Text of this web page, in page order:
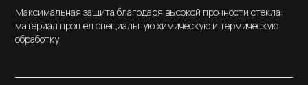
Максимальная защита благодаря высокой прочности стекла:
материал прошел специальную химическую и термическую
обработку.